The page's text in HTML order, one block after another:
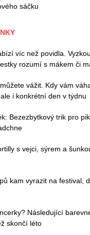
sáčku
víc než povidla.
rozumí s mákem či
vážit. Kdy vám
i konkrétní den v týdnu
Bezezbytkový trik pro
s vejci, sýrem a
kam vyrazit na festival,
Následující
skončí léto